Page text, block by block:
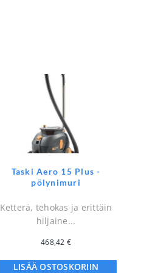
Taski Aero 15 Plus -
pölynimuri
Ketterä, tehokas ja erittäin
hiljaine...
468,42 €
LISÄÄ OSTOSKORIIN